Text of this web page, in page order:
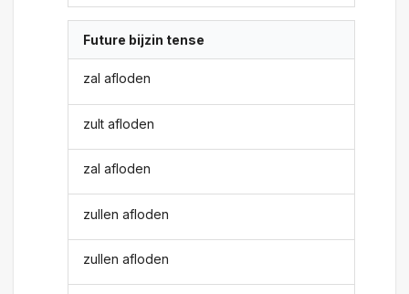
Future bijzin tense
zal afloden
zult afloden
zal afloden
zullen afloden
zullen afloden